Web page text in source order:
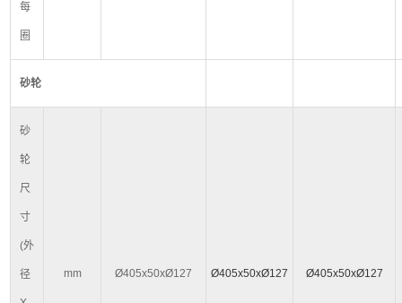
每
圈
砂轮
砂
轮
尺
寸
(外
径 mm Ø405x50xØ127 Ø405x50xØ127 Ø405x50xØ127